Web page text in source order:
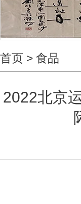
首页 > 食品
2022北京